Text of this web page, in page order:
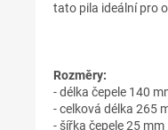
tato pila ideální pro
Rozměry:
- délka čepele 140
- celková délka 265
- šířka čepele 25 mm